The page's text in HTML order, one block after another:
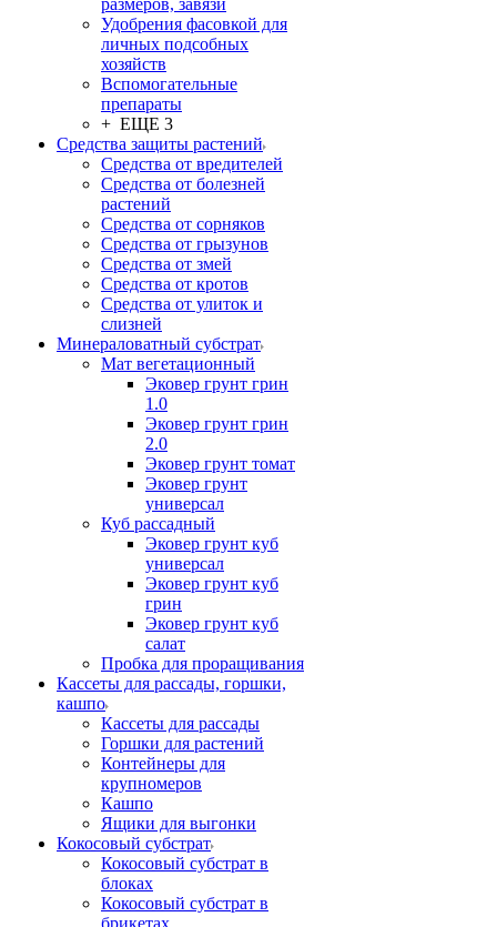
размеров, завязи
Удобрения фасовкой для
личных подсобных
хозяйств
Вспомогательные
препараты
+ ЕЩЕ 3
Средства защиты растений
Средства от вредителей
Средства от болезней
растений
Средства от сорняков
Средства от грызунов
Средства от змей
Средства от кротов
Средства от улиток и
слизней
Минераловатный субстрат
Мат вегетационный
Эковер грунт грин
1.0
Эковер грунт грин
2.0
Эковер грунт томат
Эковер грунт
универсал
Куб рассадный
Эковер грунт куб
универсал
Эковер грунт куб
грин
Эковер грунт куб
салат
Пробка для проращивания
Кассеты для рассады, горшки,
кашпо
Кассеты для рассады
Горшки для растений
Контейнеры для
крупномеров
Кашпо
Ящики для выгонки
Кокосовый субстрат
Кокосовый субстрат в
блоках
Кокосовый субстрат в
брикетах